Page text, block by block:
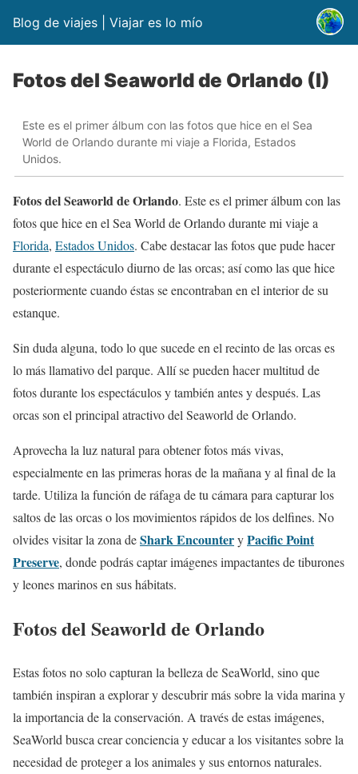
Blog de viajes | Viajar es lo mío
Fotos del Seaworld de Orlando (I)
Este es el primer álbum con las fotos que hice en el Sea
World de Orlando durante mi viaje a Florida, Estados
Unidos.
Fotos del Seaworld de Orlando. Este es el primer álbum con las
fotos que hice en el Sea World de Orlando durante mi viaje a
Florida, Estados Unidos. Cabe destacar las fotos que pude hacer
durante el espectáculo diurno de las orcas; así como las que hice
posteriormente cuando éstas se encontraban en el interior de su
estanque.
Sin duda alguna, todo lo que sucede en el recinto de las orcas es
lo más llamativo del parque. Allí se pueden hacer multitud de
fotos durante los espectáculos y también antes y después. Las
orcas son el principal atractivo del Seaworld de Orlando.
Aprovecha la luz natural para obtener fotos más vivas,
especialmente en las primeras horas de la mañana y al final de la
tarde. Utiliza la función de ráfaga de tu cámara para capturar los
saltos de las orcas o los movimientos rápidos de los delfines. No
olvides visitar la zona deShark EncounteryPacific Point
Preserve, donde podrás captar imágenes impactantes de tiburones
y leones marinos en sus hábitats.
Fotos del Seaworld de Orlando
Estas fotos no solo capturan la belleza de SeaWorld, sino que
también inspiran a explorar y descubrir más sobre la vida marina y
la importancia de la conservación. A través de estas imágenes,
SeaWorld busca crear conciencia y educar a los visitantes sobre la
necesidad de proteger a los animales y sus entornos naturales.